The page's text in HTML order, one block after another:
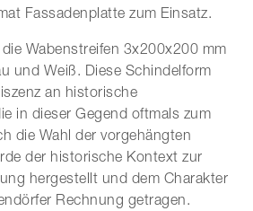
Fassadenplatte zum Einsatz.
Wabenstreifen 3x200x200 mm
und Weiß. Diese Schindelform
an historische
in dieser Gegend oftmals zum
die Wahl der vorgehängten
der historische Kontext zur
hergestellt und dem Charakter
Rechnung getragen.